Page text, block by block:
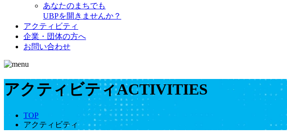
あなたのまちでも
UBPを開きませんか？
アクティビティ
企業・団体の方へ
お問い合わせ
アクティビティACTIVITIES
TOP
アクティビティ